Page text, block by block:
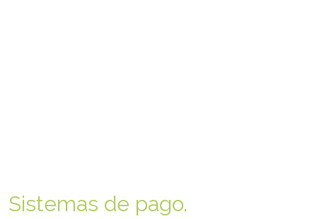
Sistemas de pago.